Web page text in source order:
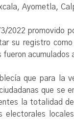
Ayometla,
2022 promovido
su registro
acumulados
que para la
que se
la totalidad
electorales